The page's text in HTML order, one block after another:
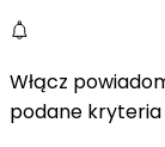
Włącz
podane kryteria